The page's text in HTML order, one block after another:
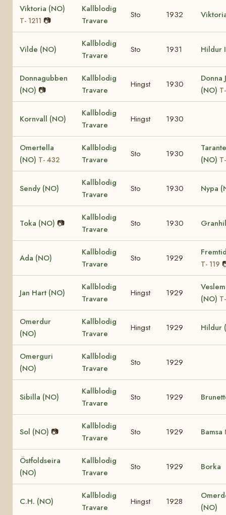
Viktoria (NO)
T- 1211 📷
Kallblodig
Travare
Sto 1932
Vilde (NO)
Kallblodig
Travare
Sto 1931 Hildur
Donnagubben
(NO) 📷
Kallblodig
Travare
Hingst 1930
Donna
(NO)
Kornvall (NO)
Kallblodig
Travare
Hingst 1930
Omertella
(NO) T- 432
Kallblodig
Travare
Sto 1930
(NO)
Sendy (NO)
Kallblodig
Travare
Sto 1930 Nypa
Toka (NO) 📷
Kallblodig
Travare
Sto 1930
Ada (NO)
Kallblodig
Travare
Sto 1929
T- 119
Jan Hart (NO)
Kallblodig
Travare
Hingst 1929
(NO)
Omerdur
(NO)
Kallblodig
Travare
Hingst 1929 Hildur
Omerguri
(NO)
Kallblodig
Travare
Sto 1929
Sibilla (NO)
Kallblodig
Travare
Sto 1929
Sol (NO) 📷
Kallblodig
Travare
Sto 1929 Bamsa
Östfoldseira
(NO)
Kallblodig
Travare
Sto 1929 Borka
C.H. (NO)
Kallblodig
Travare
Hingst 1928
(NO)